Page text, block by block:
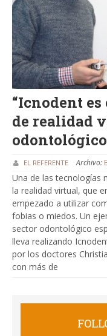
“Icnodent
de realidad
EL REFERENTE Archivo:
Una de las tecnologías
la realidad virtual, que
empezado a utilizar
fobias o miedos. Un
sector odontológico
lleva realizando
por los doctores
con más de